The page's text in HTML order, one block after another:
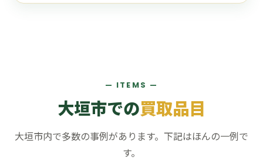
— ITEMS —
大垣市での買取品目
大垣市内で多数の事例があります。下記はほんの一例で
す。